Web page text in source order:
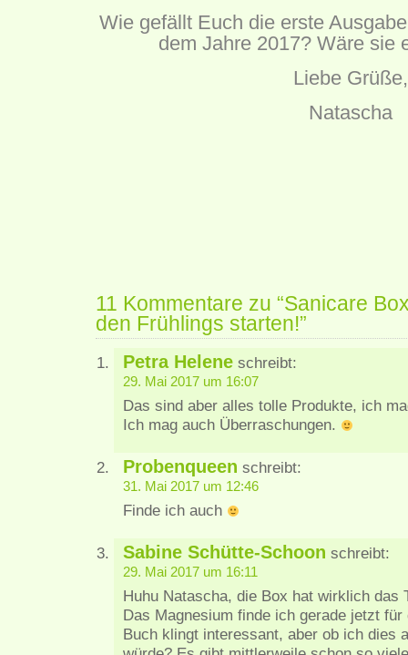
Wie gefällt Euch die erste
dem Jahre 2017? Wäre sie
Liebe Grüße,
Natascha
11 Kommentare zu “Sanicare
den Frühlings starten!”
Petra Helene schreibt:
29. Mai 2017 um 16:07
Das sind aber alles tolle Produkte, ich
Ich mag auch Überraschungen.
Probenqueen schreibt:
31. Mai 2017 um 12:46
Finde ich auch
Sabine Schütte-Schoon schreibt:
29. Mai 2017 um 16:11
Huhu Natascha, die Box hat wirklich das
Das Magnesium finde ich gerade jetzt
Buch klingt interessant, aber ob ich dies